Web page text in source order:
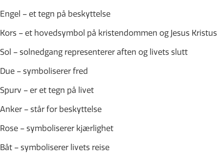
Engel – et tegn på beskyttelse
Kors – et hovedsymbol på kristendommen og Jesus Kristus
Sol – solnedgang representerer aften og livets slutt
Due – symboliserer fred
Spurv – er et tegn på livet
Anker – står for beskyttelse
Rose – symboliserer kjærlighet
Båt – symboliserer livets reise